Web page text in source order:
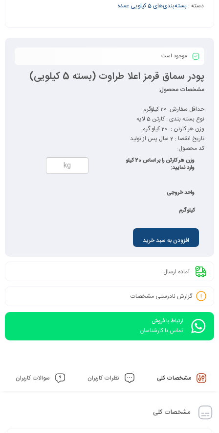
دسته : بسته‌بندی‌های 5 کیلویی عمده
موجود است
پودر سماق قرمز اعلا طراوت (بسته 5 کیلویی)
مشخصات محصول:
حداقل سفارش: 20 کیلوگرم
نوع بسته بندی : کارتن 5 لایه
وزن هر کارتن : 20 کیلو گرم
تاریخ انقضا : 2 سال پس از تولید
کد محصول:
وزن هر کارتن را بر اساس 20 کیلو
وارد نمایید:
واحد خروجی
کیلوگرم
افزودن به سبد خرید
آماده ارسال
گزارش نادرستی مشخصات
ارتباط با فروش
تماس با کارشناسان
مشخصات کلی نظرات کاربران سوالات کاربران
مشخصات کلی